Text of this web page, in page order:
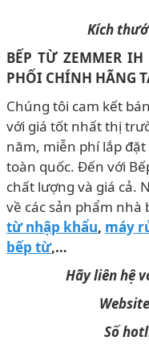
Kích
BẾP TỪ ZEMMER
PHỐI CHÍNH HÃNG
Chúng tôi cam kết
với giá tốt nhất thị
năm, miễn phí lắp
toàn quốc. Đến với
chất lượng và giá cả.
về các sản phẩm nhà
từ nhập khẩu, máy
bếp từ,…
Hãy liên hệ
Số